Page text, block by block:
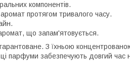
компонентів.
протягом тривалого часу.
що запам'ятовується.
З їхньою
ці парфуми забезпечують довгий